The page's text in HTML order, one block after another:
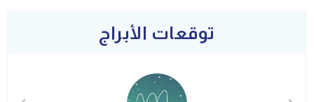
توقعات الأبراج